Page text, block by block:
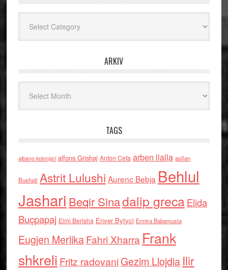
ARKIV
TAGS
albano kolonjari alfons Grishaj Anton Cefa arben llalla asllan
Bushati Astrit Lulushi Aurenc Bebja Behlul
Jashari Beqir Sinadalip grecaElida
Buçpapaj Elmi Berisha Enver Bytyci Ermira Babamusta
Eugjen MerlikaFahri Xharra Frank
shkreli Fritz radovaniGezim Llojdia Ilir